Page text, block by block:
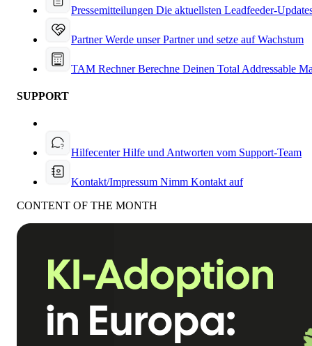
Pressemitteilungen Die aktuellsten Leadfeeder-
PartnerWerde unser Partner und setze auf Wachstum
TAM RechnerBerechne Deinen Total Addressable
SUPPORT
HilfecenterHilfe und Antworten vom Support-Team
Kontakt/Impressum Nimm Kontakt auf
CONTENT OF THE MONTH